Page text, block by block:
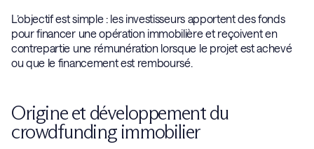
L’objectif est simple : les investisseurs apportent des fonds
pour financer une opération immobilière et reçoivent en
contrepartie une rémunération lorsque le projet est achevé
ou que le financement est remboursé.
Origine et développement du
crowdfunding immobilier